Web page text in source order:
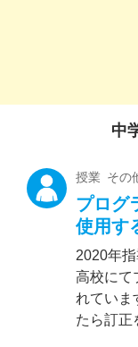
中
授業 その
プログ
使用す
2020年
高校にて
れていま
たら訂正